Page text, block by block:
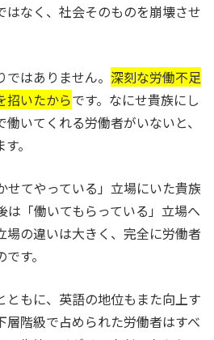
はなく、社会そのものを崩壊させ
はありません。 深刻な労働不足
招いたからです。なにせ貴族にし
いてくれる労働者がいないと、
。
せてやっている」立場にいた貴族
は「働いてもらっている」立場へ
場の違いは大きく、完全に労働者
す。
ともに、英語の地位もまた向上す
層階級で占められた労働者はすべ